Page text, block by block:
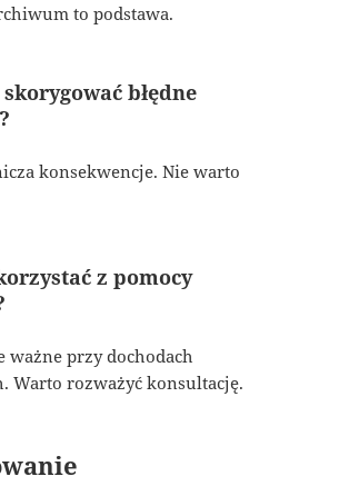
to podstawa.
błędne
konsekwencje. Nie warto
z pomocy
ważne przy dochodach
Warto rozważyć konsultację.